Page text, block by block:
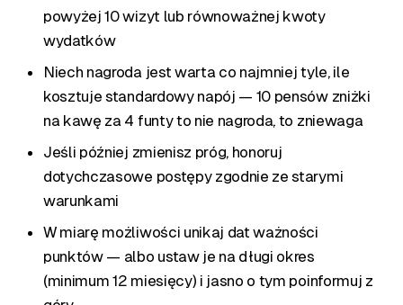
powyżej 10 wizyt lub równoważnej kwoty
wydatków
Niech nagroda jest warta co najmniej tyle, ile
kosztuje standardowy napój — 10 pensów zniżki
na kawę za 4 funty to nie nagroda, to zniewaga
Jeśli później zmienisz próg, honoruj
dotychczasowe postępy zgodnie ze starymi
warunkami
W miarę możliwości unikaj dat ważności
punktów — albo ustaw je na długi okres
(minimum 12 miesięcy) i jasno o tym poinformuj z